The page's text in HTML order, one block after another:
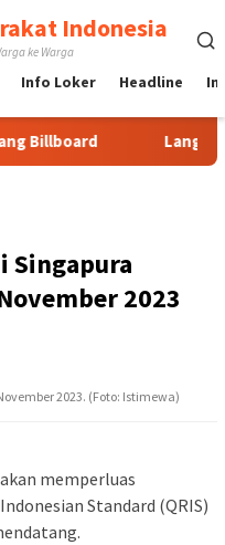
Indonesia
ke Warga
Info Loker Headline
Langkah
Singapura
2023
2023. (Foto: Istimewa)
memperluas
Standard (QRIS)